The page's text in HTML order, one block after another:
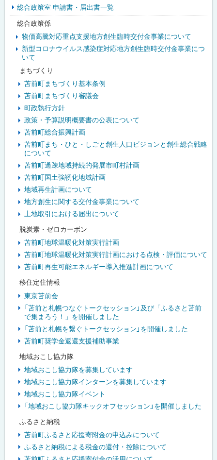
ド 総合政策室 申請書・届出書一覧
総合政策係
物価高騰対応重点支援地方創生臨時交付金事業について
新型コロナウイルス感染症対応地方創生臨時交付金事業につ
いて
まちづくり
苫前町まちづくり基本条例
苫前町まちづくり審議会
町政執行方針
政策・予算説明概要書の公表について
苫前町総合振興計画
苫前町まち・ひと・しごと創生人口ビジョンと創生総合戦略
について
苫前町過疎地域持続的発展市町村計画
苫前町国土強靭化地域計画
地域再生計画について
地方創生に関する交付金事業について
土地取引における届出について
脱炭素・ゼロカーボン
苫前町地球温暖化対策実行計画
苫前町地球温暖化対策実行計画における点検・評価について
苫前町再生可能エネルギー導入推進計画について
移住定住情報
東京苫前会
「苫前と札幌つなぐトークセッション」及び「ふるさと苫前
で集まろう！」を開催しました
「苫前と札幌を繋ぐトークセッション」を開催しました
苫前町奨学金返還支援補助事業
地域おこし協力隊
地域おこし協力隊を募集しています
地域おこし協力隊インターンを募集しています
地域おこし協力隊イベント
「地域おこし協力隊キックオフセッション」を開催しました
ふるさと納税
苫前町ふるさと応援寄附金の申込みについて
ふるさと納税による税金の還付・控除について